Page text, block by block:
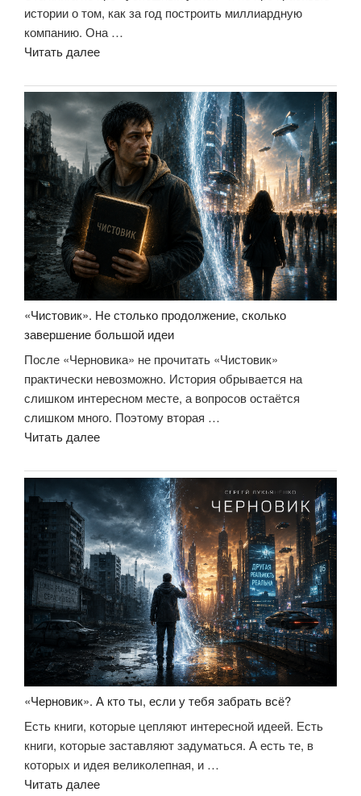
истории о том, как за год построить миллиардную
компанию. Она …
Читать далее«Отзыв
книгу
«Шпаргалки
для
боссов.
Жесткие
и
честные
уроки
управления,
которые
лучше
выучить
на
чужом
опыте»»
«Чистовик». Не столько продолжение, сколько
завершение большой идеи
После «Черновика» не прочитать «Чистовик»
практически невозможно. История обрывается на
слишком интересном месте, а вопросов остаётся
слишком много. Поэтому вторая …
Читать далее««Чистовик».
столько
продолжение,
сколько
завершение
большой
идеи»
«Черновик». А кто ты, если у тебя забрать всё?
Есть книги, которые цепляют интересной идеей. Есть
книги, которые заставляют задуматься. А есть те, в
которых и идея великолепная, и …
Читать далее««Черновик».